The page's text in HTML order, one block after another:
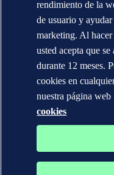
rendimiento de la
de usuario y
marketing. Al
usted acepta que
durante 12 meses.
cookies en
nuestra página web
cookies